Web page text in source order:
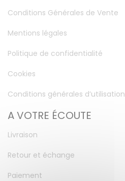
Conditions Générales de Vente
Mentions légales
Politique de confidentialité
Cookies
Conditions générales d’utilisation
A VOTRE ÉCOUTE
Livraison
Retour et échange
Paiement